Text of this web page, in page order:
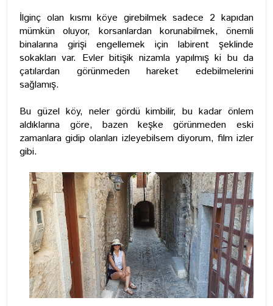
İlginç olan kısmı köye girebilmek sadece 2 kapıdan
mümkün oluyor, korsanlardan korunabilmek, önemli
binalarına girişi engellemek için labirent şeklinde
sokakları var. Evler bitişik nizamla yapılmış ki bu da
çatılardan görünmeden hareket edebilmelerini
sağlamış.
Bu güzel köy, neler gördü kimbilir, bu kadar önlem
aldıklarına göre, bazen keşke görünmeden eski
zamanlara gidip olanları izleyebilsem diyorum, film izler
gibi.